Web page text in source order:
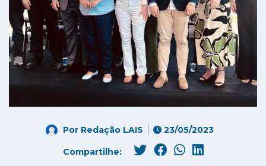
Por Redação LAIS 23/05/2023
Compartilhe: